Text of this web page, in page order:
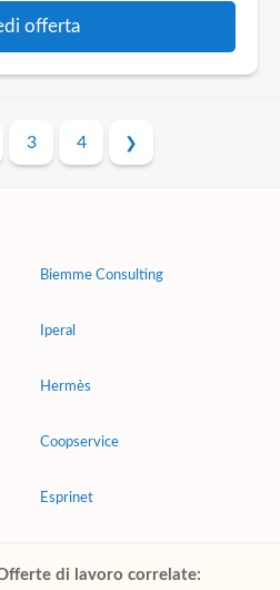
offerta
3 4
Biemme Consulting
Iperal
Hermès
Coopservice
Esprinet
di lavoro correlate: